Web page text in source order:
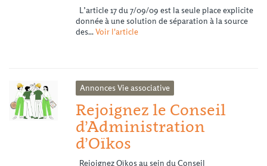
L’article 17 du 7/09/09 est la seule place explicite
donnée à une solution de séparation à la source
des...Voir l'article
AnnoncesVie associative
Rejoignez le Conseil
d’Administration
d’Oïkos
Rejoignez Oïkos au sein du Conseil